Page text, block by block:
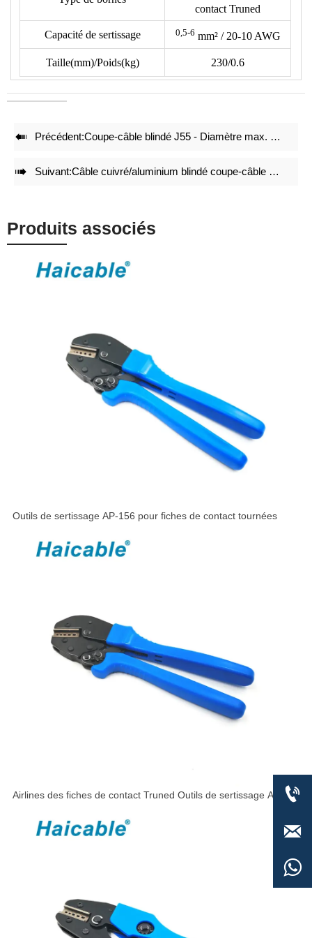
contact Truned
Capacité de sertissage 0,5-6 mm²/ 20-10 AWG
Taille(mm)/Poids(kg) 230/0.6
vérifier le type de borne avec notre dessin de matrices.
• Réduction de 50% de l'énergie lors du sertissage.
intégral avec mécanisme d'auto-déverrouillage garantissent un
effet de sertissage de haute qualité après des sertissages
sertissage.
 Précédent:Coupe-câble blindé J55 - Diamètre max. Φ55mm Cu/Al
 Suivant:Câble cuivré/aluminium blindé coupe-câble J75 max. ø75mm
Produits associés
Outils de sertissage AP-156 pour fiches de contact tournées
Airlines des fiches de contact Truned Outils de sertissage AP-


